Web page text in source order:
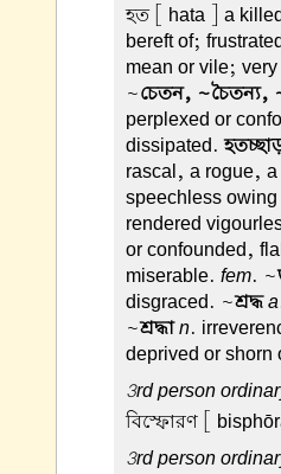
হত[ hata ] a
bereft of;
mean or vile;
~চেতন, ~চৈতন্য,
perplexed or
dissipated.
rascal, a rogue,
speechless
rendered
or confounded,
miserable. fem. ~
disgraced. ~শ্রদ্ধ a
~শ্রদ্ধা n.
deprived or shorn
3rd person
বিস্ফোরণ[
3rd person